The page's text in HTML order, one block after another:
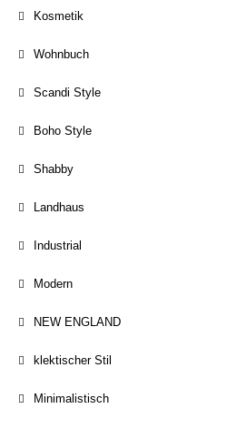
Kosmetik
Wohnbuch
Scandi Style
Boho Style
Shabby
Landhaus
Industrial
Modern
NEW ENGLAND
klektischer Stil
Minimalistisch